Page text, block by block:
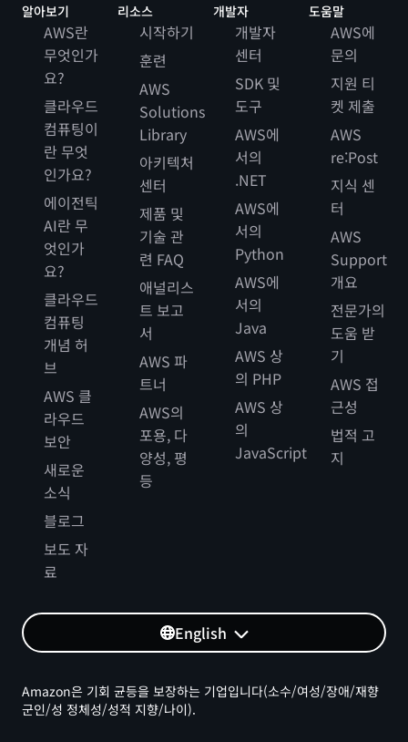
알아보기
AWS란
무엇인가
요?
클라우드
컴퓨팅이
란 무엇
인가요?
에이전틱
AI란 무
엇인가
요?
클라우드
컴퓨팅
개념 허
브
AWS 클
라우드
보안
새로운
소식
블로그
보도 자
료
리소스
시작하기
훈련
AWS
Solutions
Library
아키텍처
센터
제품 및
기술 관
련 FAQ
애널리스
트 보고
서
AWS 파
트너
AWS의
포용, 다
양성, 평
등
개발자
개발자
센터
SDK 및
도구
AWS에
서의
.NET
AWS에
서의
Python
AWS에
서의
Java
AWS 상
의 PHP
AWS 상
의
JavaScript
도움말
AWS에
문의
지원 티
켓 제출
AWS
re:Post
지식 센
터
AWS
Support
개요
전문가의
도움 받
기
AWS 접
근성
법적 고
지
English
Amazon은 기회 균등을 보장하는 기업입니다(소수/여성/장애/재향
군인/성 정체성/성적 지향/나이).